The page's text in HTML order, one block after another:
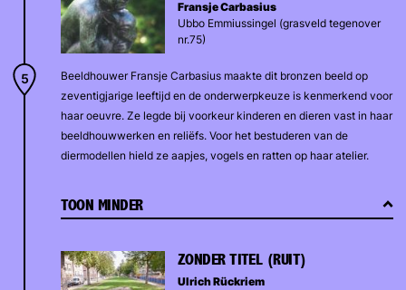
Fransje Carbasius
Ubbo Emmiussingel (grasveld tegenover
nr.75)
Beeldhouwer Fransje Carbasius maakte dit bronzen beeld op
zeventigjarige leeftijd en de onderwerpkeuze is kenmerkend voor
haar oeuvre. Ze legde bij voorkeur kinderen en dieren vast in haar
beeldhouwwerken en reliëfs. Voor het bestuderen van de
diermodellen hield ze aapjes, vogels en ratten op haar atelier.
TOON MINDER
ZONDER TITEL (RUIT)
Ulrich Rückriem